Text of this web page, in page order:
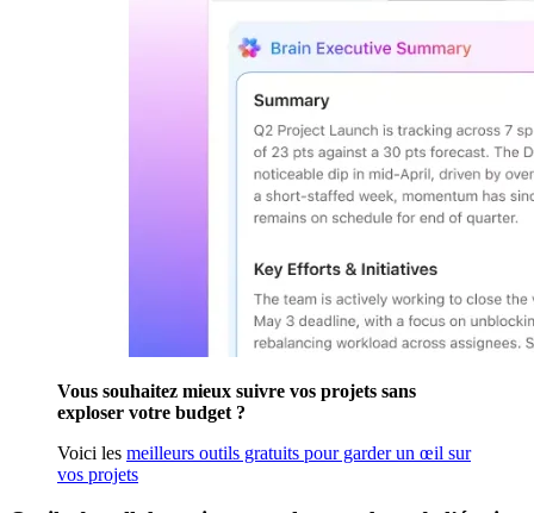
Vous souhaitez mieux suivre vos projets sans
exploser votre budget ?
Voici les meilleurs outils gratuits pour garder un œil sur
vos projets